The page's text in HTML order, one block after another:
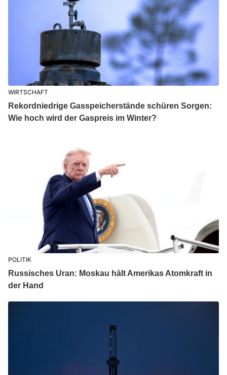
WIRTSCHAFT
Rekordniedrige Gasspeicherstände schüren Sorgen:
Wie hoch wird der Gaspreis im Winter?
POLITIK
Russisches Uran: Moskau hält Amerikas Atomkraft in
der Hand